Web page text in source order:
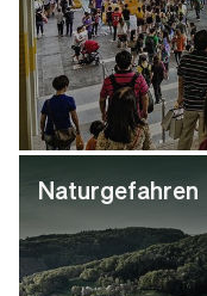
Naturgefahren